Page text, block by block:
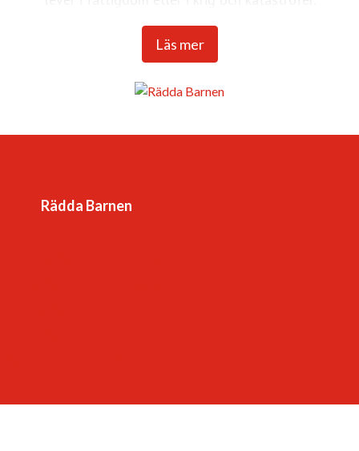
Läs mer
Internationella Rädda Barnen är en av världens största
barnrättsorganisationer med verksamhet i över 120
Rädda Barnen